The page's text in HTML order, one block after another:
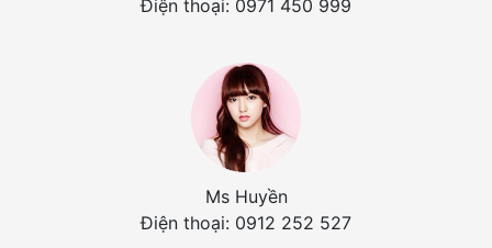
Điện thoại: 0971 450 999
Ms Huyền
Điện thoại: 0912 252 527